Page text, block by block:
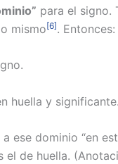
para el signo.
mismo[6]. Entonces:
huella y
ese dominio “en
el de huella.